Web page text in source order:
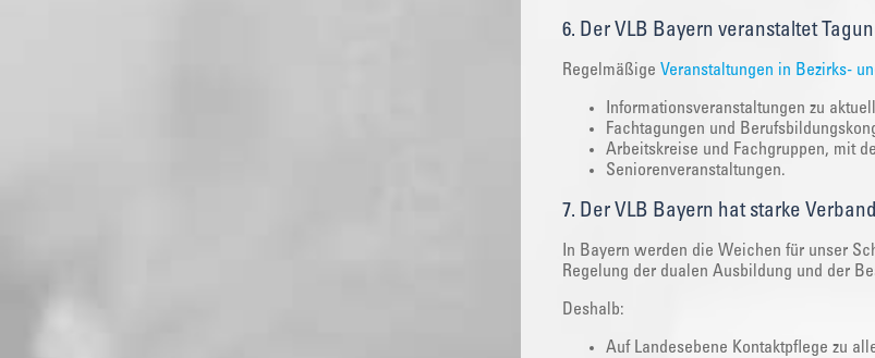
6. Der VLB Bayern veranstaltet
Regelmäßige Veranstaltungen in Bezirks-
Informationsveranstaltungen zu
Fachtagungen und
Arbeitskreise und Fachgruppen, mit
Seniorenveranstaltungen.
7. Der VLB Bayern hat starke
In Bayern werden die Weichen für unser
Regelung der dualen Ausbildung und der
Deshalb:
Auf Landesebene Kontaktpflege zu